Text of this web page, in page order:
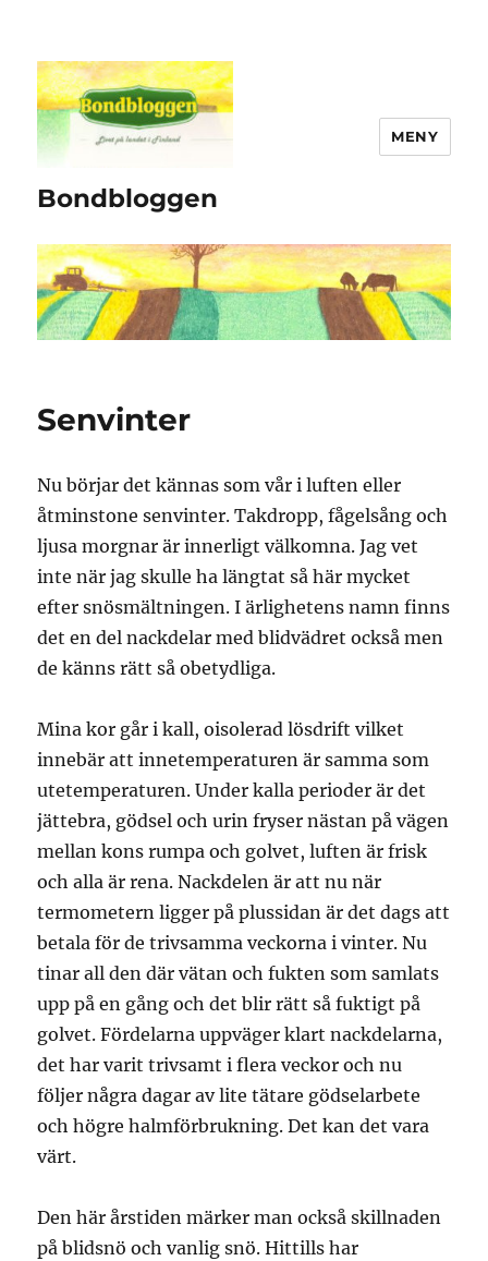
Bondbloggen
MENY
Senvinter
Nu börjar det kännas som vår i luften eller
åtminstone senvinter. Takdropp, fågelsång och
ljusa morgnar är innerligt välkomna. Jag vet
inte när jag skulle ha längtat så här mycket
efter snösmältningen. I ärlighetens namn finns
det en del nackdelar med blidvädret också men
de känns rätt så obetydliga.
Mina kor går i kall, oisolerad lösdrift vilket
innebär att innetemperaturen är samma som
utetemperaturen. Under kalla perioder är det
jättebra, gödsel och urin fryser nästan på vägen
mellan kons rumpa och golvet, luften är frisk
och alla är rena. Nackdelen är att nu när
termometern ligger på plussidan är det dags att
betala för de trivsamma veckorna i vinter. Nu
tinar all den där vätan och fukten som samlats
upp på en gång och det blir rätt så fuktigt på
golvet. Fördelarna uppväger klart nackdelarna,
det har varit trivsamt i flera veckor och nu
följer några dagar av lite tätare gödselarbete
och högre halmförbrukning. Det kan det vara
värt.
Den här årstiden märker man också skillnaden
på blidsnö och vanlig snö. Hittills har